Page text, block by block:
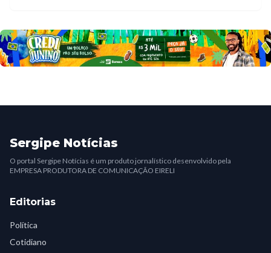
Sergipe Notícias
O portal Sergipe Notícias é um produto jornalístico desenvolvido pela
EMPRESA PRODUTORA DE COMUNICAÇÃO EIRELI
Editorias
Política
Cotidiano